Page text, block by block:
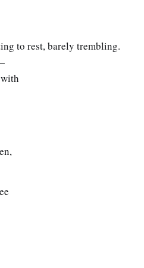
to rest, barely trembling.